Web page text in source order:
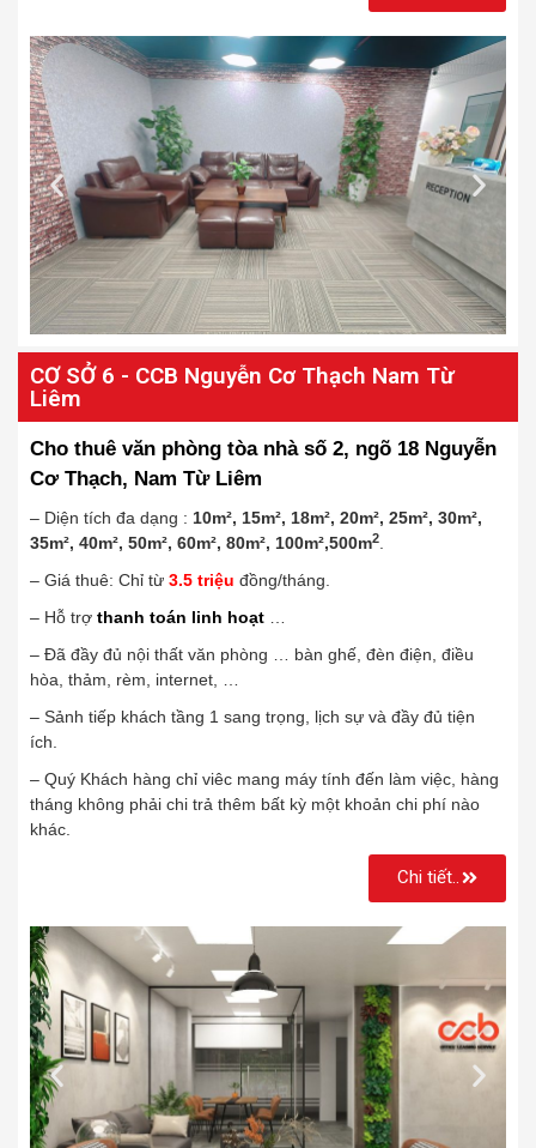
CƠ SỞ 6 - CCB Nguyễn Cơ Thạch Nam Từ
Liêm
Cho thuê văn phòng tòa nhà số 2, ngõ 18 Nguyễn
Cơ Thạch, Nam Từ Liêm
– Diện tích đa dạng : 10m², 15m², 18m², 20m², 25m², 30m²,
35m², 40m², 50m², 60m², 80m², 100m²,500m2
– Giá thuê: Chỉ từ 3.5 triệu đồng/tháng.
– Hỗ trợ thanh toán linh hoạt
– Đã đầy đủ nội thất văn phòng … bàn ghế, đèn điện, điều
hòa, thảm, rèm, internet, …
– Sảnh tiếp khách tầng 1 sang trọng, lịch sự và đầy đủ tiện
ích.
– Quý Khách hàng chỉ viêc mang máy tính đến làm việc, hàng
tháng không phải chi trả thêm bất kỳ một khoản chi phí nào
khác.
Chi tiết..